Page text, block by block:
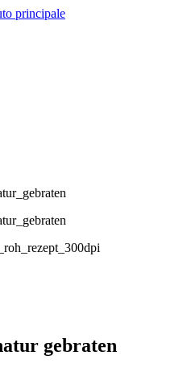
principale
gebraten